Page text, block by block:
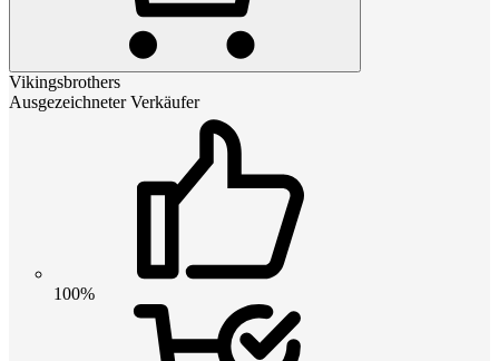
Vikingsbrothers
Ausgezeichneter Verkäufer
100%